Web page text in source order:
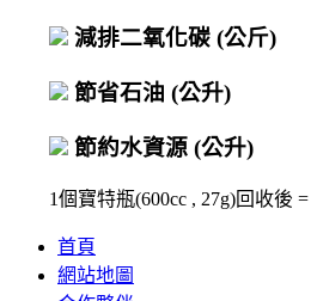
減排二氧化碳 (公斤)
節省石油 (公升)
節約水資源 (公升)
1個寶特瓶(600cc , 27g)回收後
首頁
網站地圖